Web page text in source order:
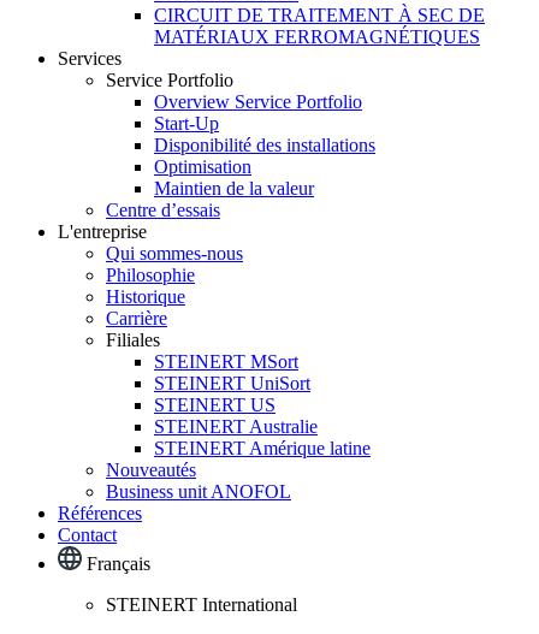
CIRCUIT DE TRAITEMENT À SEC DE
MATÉRIAUX FERROMAGNÉTIQUES
Services
Service Portfolio
Overview Service Portfolio
Start-Up
Disponibilité des installations
Optimisation
Maintien de la valeur
Centre d’essais
L'entreprise
Qui sommes-nous
Philosophie
Historique
Carrière
Filiales
STEINERT MSort
STEINERT UniSort
STEINERT US
STEINERT Australie
STEINERT Amérique latine
Nouveautés
Business unit ANOFOL
Références
Contact
Français
STEINERT International